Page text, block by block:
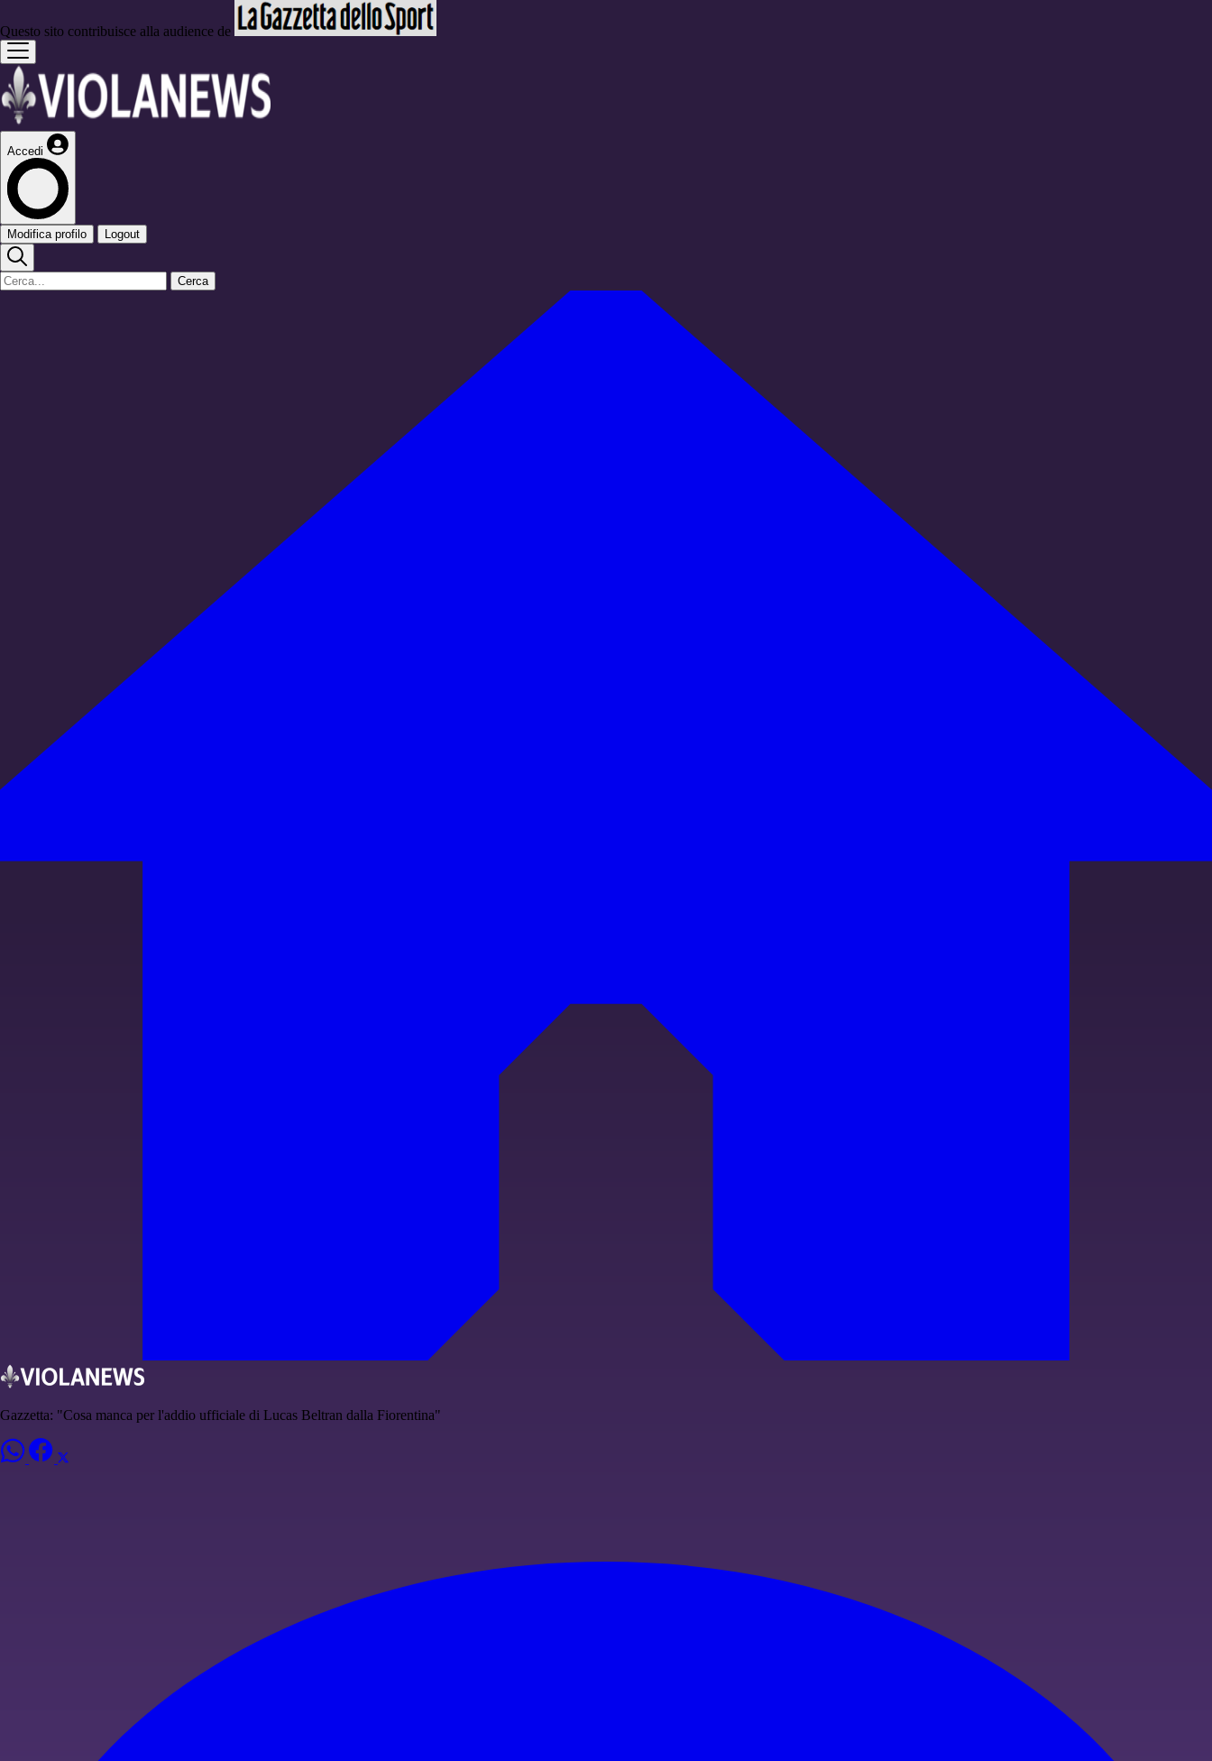
Questo sito contribuisce alla audience de
Accedi
Modifica profilo Logout
Cerca
Gazzetta: "Cosa manca per l'addio ufficiale di Lucas Beltran dalla Fiorentina"